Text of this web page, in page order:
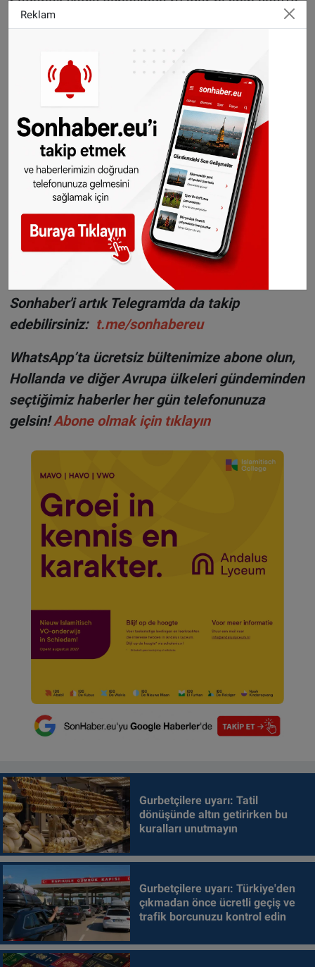
60 ila 70 kilometreye kadar çıkacağı
yağış ve çapı 2 cm.’yi bulan dolu yağışının da
görülebileceği uyarısında bulundu.
Yağışlı hava akşam saatlerinde kuzey
yönünden ülkeyi terk edecek.
Foto:Eric Witsoe - Unsplash
Sitemizde yayımlanan haberlerin her türlü
hakkıSONHABER.eu
’ya aittir. Haberin linki
kaynak olarak gösterilmeden alınan haberler
için hukuki işlem başlatılacaktır.
Sonhaber'i artık Telegram'da da takip
edebilirsiniz: t.me/sonhabereu
WhatsApp’ta ücretsiz bültenimize abone olun,
Hollanda ve diğer Avrupa ülkeleri gündeminden
seçtiğimiz haberler her gün telefonunuza
gelsin!Abone olmak için tıklayın
Gurbetçilere uyarı: Tatil
dönüşünde altın getirirken bu
kuralları unutmayın
Gurbetçilere uyarı: Türkiye'den
çıkmadan önce ücretli geçiş ve
trafik borcunuzu kontrol edin
Reklam